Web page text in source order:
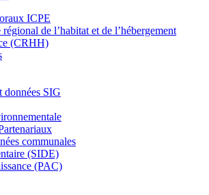
ICPE
de l’habitat et de l’hébergement
(CRHH)
données SIG
communales
(SIDE)
(PAC)